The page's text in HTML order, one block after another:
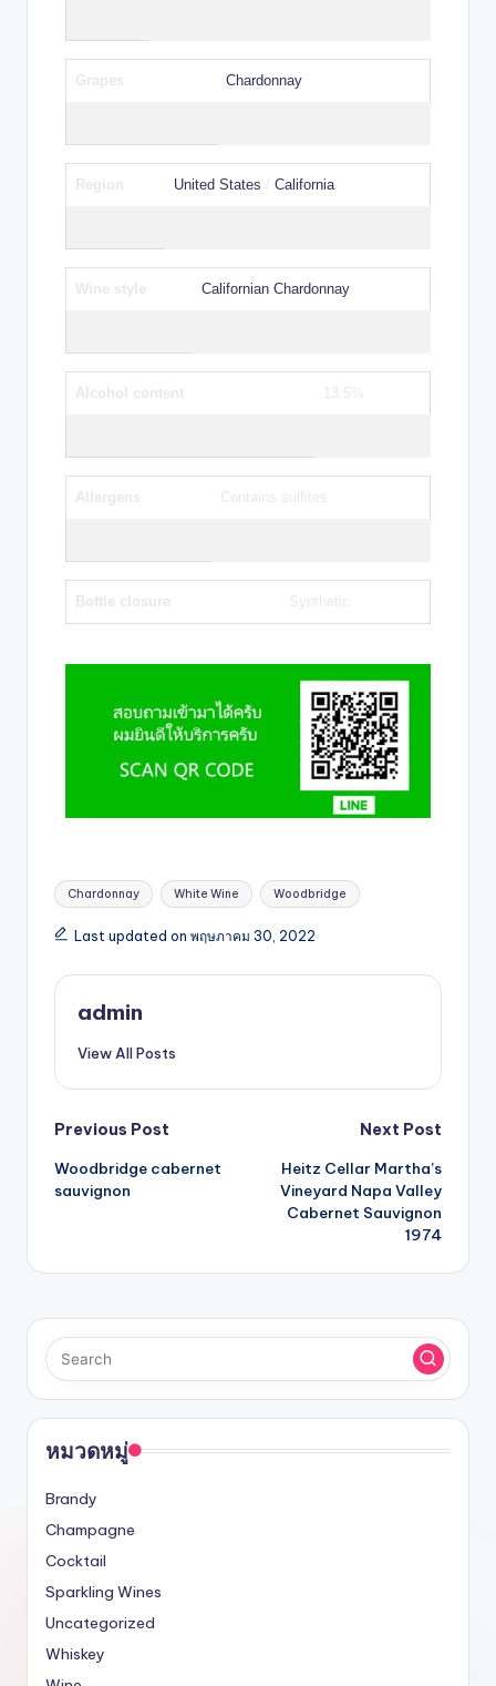
Grapes Chardonnay
Region United States / California
Wine style Californian Chardonnay
Alcohol content 13.5%
Allergens Contains sulfites
Bottle closure Synthetic
Chardonnay White Wine Woodbridge
Last updated on พฤษภาคม 30, 2022
admin
View All Posts
Previous Post
Woodbridge cabernet
sauvignon
Next Post
Heitz Cellar Martha’s
Vineyard Napa Valley
Cabernet Sauvignon
1974
หมวดหมู่
Brandy
Champagne
Cocktail
Sparkling Wines
Uncategorized
Whiskey